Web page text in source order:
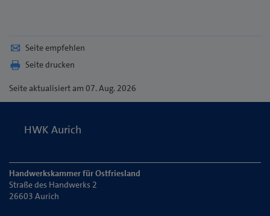
Seite empfehlen
Seite drucken
Seiteaktualisiert am 07. Aug. 2026
HWK Aurich
Handwerkskammer für Ostfriesland
Straße des Handwerks 2
26603 Aurich